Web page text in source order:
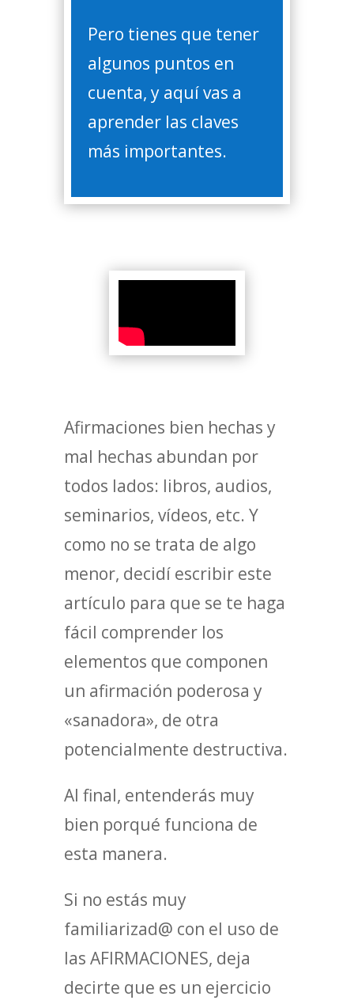
Pero tienes que tener
algunos puntos en
cuenta, y aquí vas a
aprender las claves
más importantes.
Afirmaciones bien hechas y
mal hechas abundan por
todos lados: libros, audios,
seminarios, vídeos, etc. Y
como no se trata de algo
menor, decidí escribir este
artículo para que se te haga
fácil comprender los
elementos que componen
un afirmación poderosa y
«sanadora», de otra
potencialmente destructiva.
Al final, entenderás muy
bien porqué funciona de
esta manera.
Si no estás muy
familiarizad@ con el uso de
las AFIRMACIONES, deja
decirte que es un ejercicio